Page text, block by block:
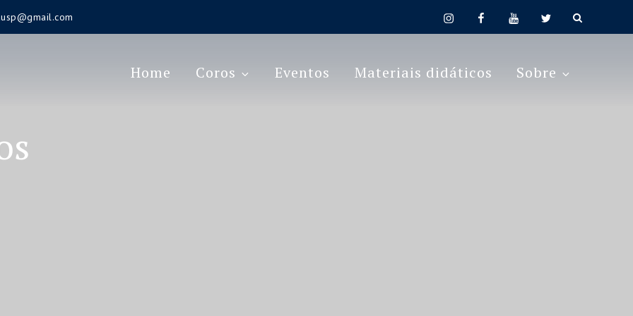
instagramfacebookyoutubetwitter
Home Coros Eventos Materiais didáticos Sobre